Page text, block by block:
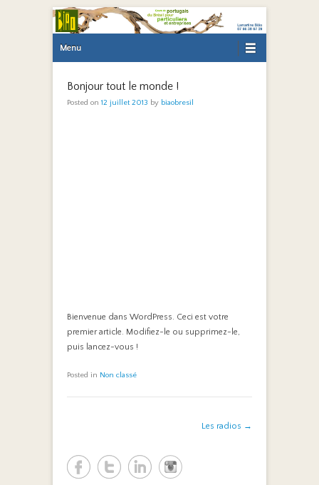
Menu
Bonjour tout le monde !
Posted on 12 juillet 2013 by biaobresil
Bienvenue dans WordPress. Ceci est votre
premier article. Modifiez-le ou supprimez-le,
puis lancez-vous !
Posted in Non classé
Les radios →